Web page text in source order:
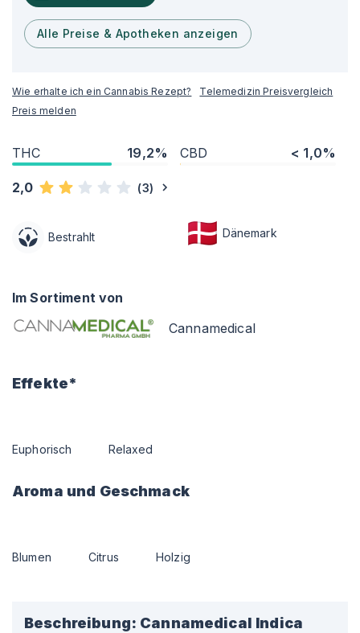
Alle Preise & Apotheken anzeigen
Wie erhalte ich ein Cannabis Rezept?
Telemedizin Preisvergleich
Preis melden
THC 19,2% CBD < 1,0%
2,0 (3)
Bestrahlt Dänemark
Im Sortiment von
Cannamedical
Effekte*
Euphorisch Relaxed
Aroma und Geschmack
Blumen Citrus Holzig
Beschreibung: Cannamedical Indica